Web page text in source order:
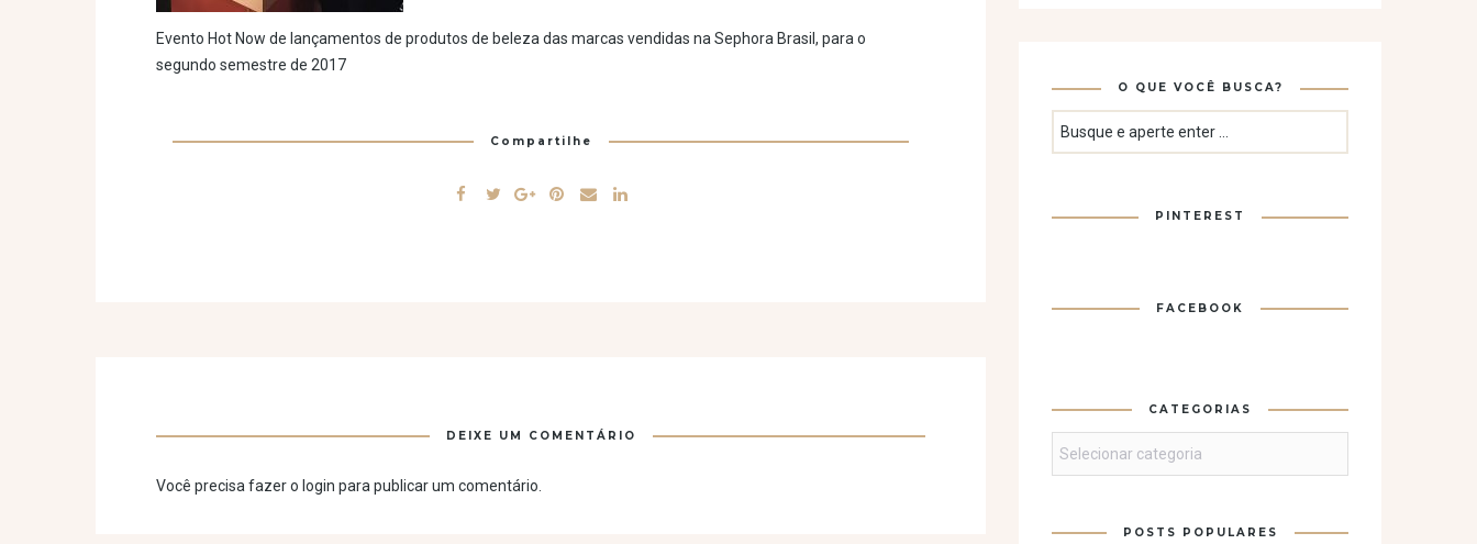
Evento Hot Now de lançamentos de produtos de beleza das marcas vendidas na Sephora Brasil, para o
segundo semestre de 2017
Compartilhe
DEIXE UM COMENTÁRIO
Você precisa fazer o login para publicar um comentário.
O QUE VOCÊ BUSCA?
PINTEREST
FACEBOOK
CATEGORIAS
POSTS POPULARES